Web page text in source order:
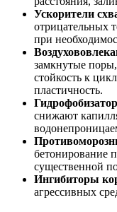
Ускорители
отрицательных
при
замкнутые
стойкость к
пластичность.
снижают
бетонирование
существенной
Ингибиторы
агрессивных